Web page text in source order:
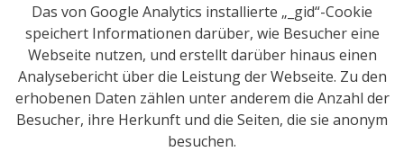
Das von Google Analytics installierte „_gid“-Cookie
speichert Informationen darüber, wie Besucher eine
Webseite nutzen, und erstellt darüber hinaus einen
Analysebericht über die Leistung der Webseite. Zu den
erhobenen Daten zählen unter anderem die Anzahl der
Besucher, ihre Herkunft und die Seiten, die sie anonym
besuchen.